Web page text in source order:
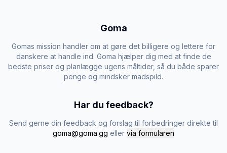
Goma
Gomas mission handler om at gøre det billigere og lettere for
danskere at handle ind. Goma hjælper dig med at finde de
bedste priser og planlægge ugens måltider, så du både sparer
penge og mindsker madspild.
Har du feedback?
Send gerne din feedback og forslag til forbedringer direkte til
goma@goma.gg eller via formularen